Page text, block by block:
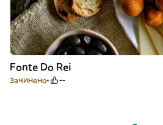
Fonte Do Rei
Зачинено --